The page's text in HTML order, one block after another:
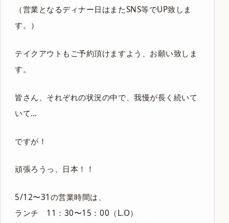
（営業となるディナー日はまたSNS等でUP致しま
す。）
テイクアウトもご予約頂けますよう、お願い致しま
す。
皆さん、それぞれの状況の中で、我慢が長く続いて
いて…
ですが！
頑張ろうっ、日本！！
5/12〜31の営業時間は、
ランチ 11：30〜15：00（L.O）